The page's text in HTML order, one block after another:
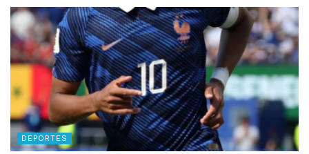
DEPORTES